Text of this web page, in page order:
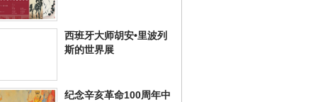
西班牙大师胡安•里波列
斯的世界展
纪念辛亥革命100周年中